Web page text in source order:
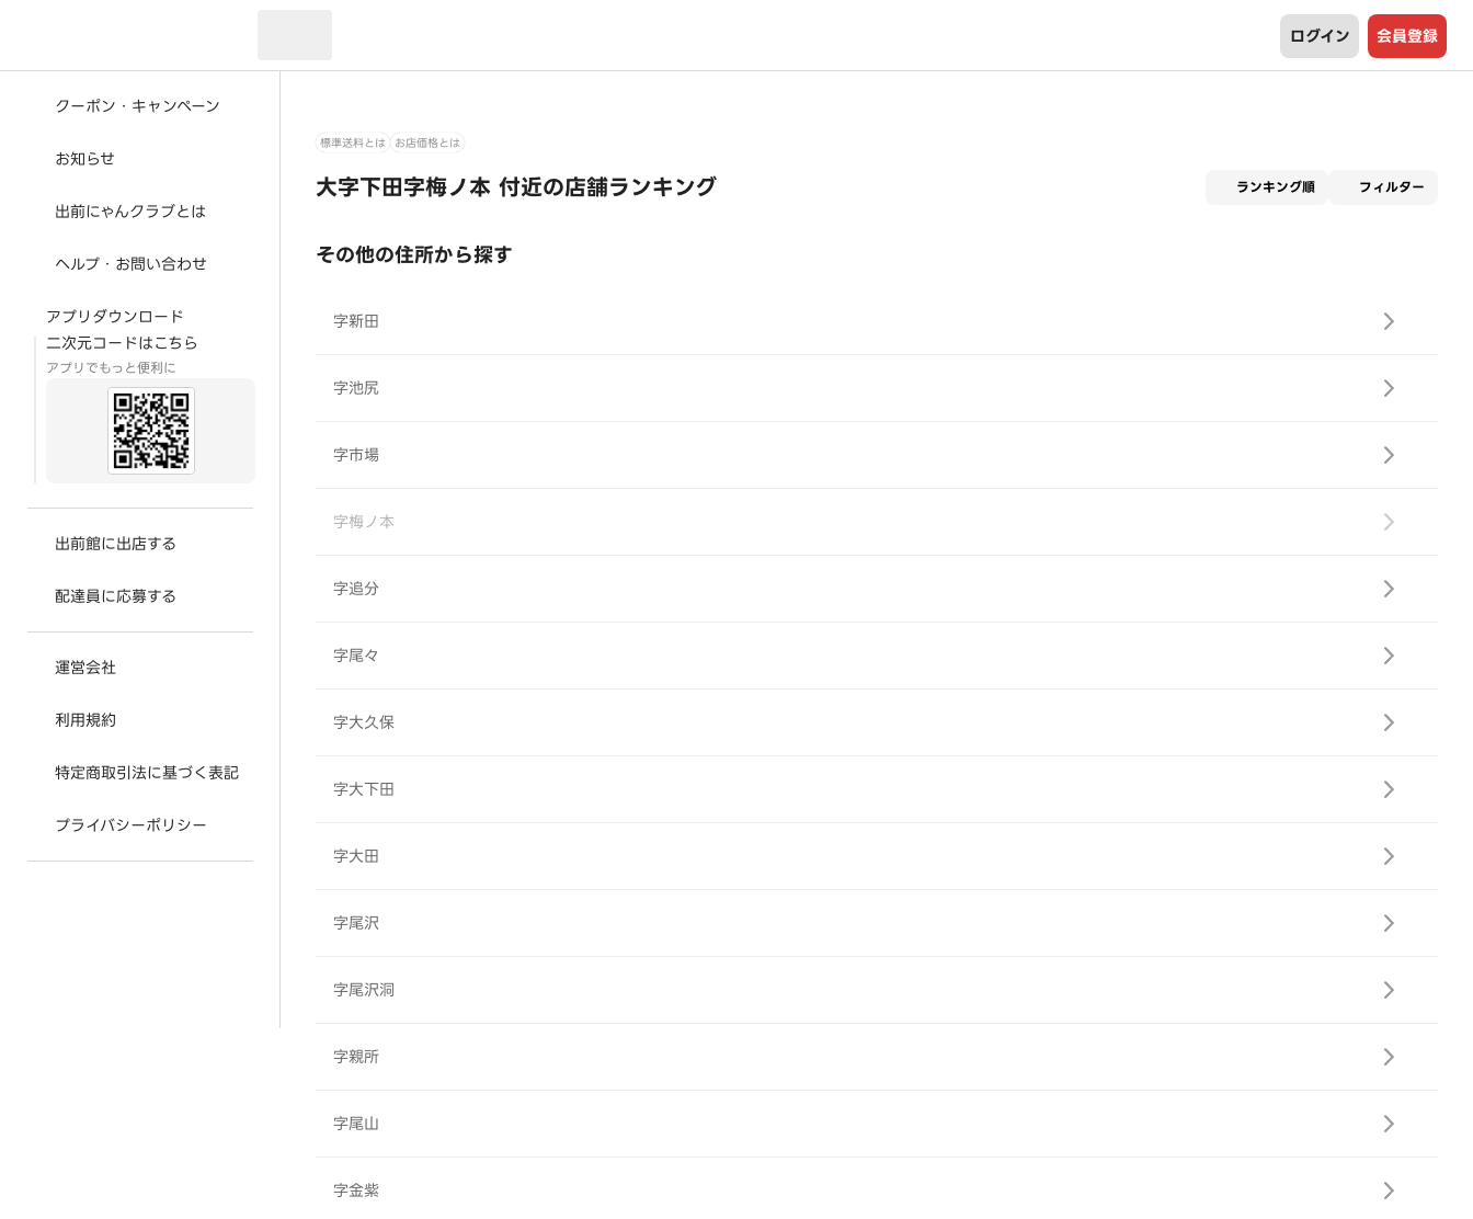
ログイン 会員登録
クーポン・キャンペーン
お知らせ
出前にゃんクラブとは
ヘルプ・お問い合わせ
アプリダウンロード
二次元コードはこちら
アプリでもっと便利に
出前館に出店する
配達員に応募する
運営会社
利用規約
特定商取引法に基づく表記
プライバシーポリシー
標準送料とは お店価格とは
大字下田字梅ノ本 付近の店舗ランキング ランキング順 フィルター
その他の住所から探す
字新田
字池尻
字市場
字梅ノ本
字追分
字尾々
字大久保
字大下田
字大田
字尾沢
字尾沢洞
字親所
字尾山
字金紫